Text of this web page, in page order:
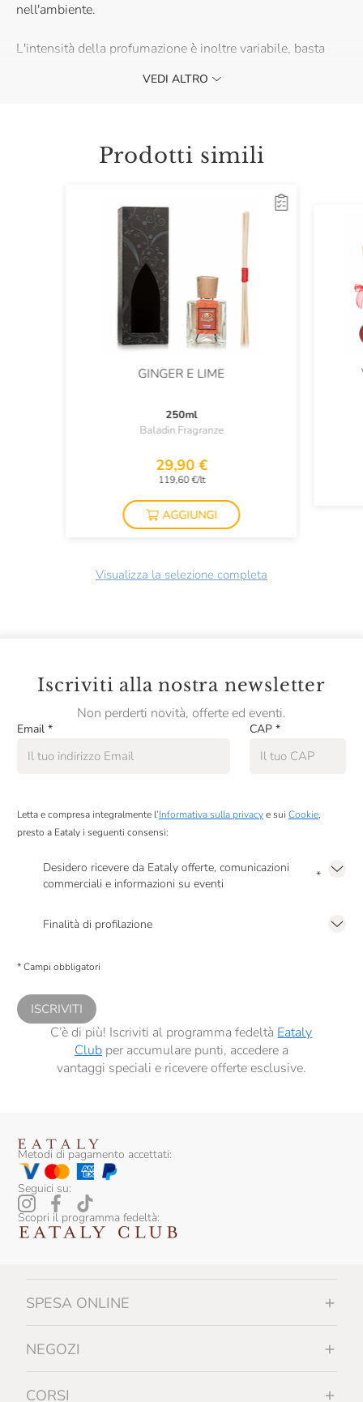
nell'ambiente.
L'intensità della profumazione è inoltre variabile, basta
contraddistinguere la tua casa affidandoti alla natura.
VEDI ALTRO
Prodotti simili
GINGER E LIME
250ml
Baladin Fragranze
29,90 €
119,60 €/lt
AGGIUNGI
Visualizza la selezione completa
Iscriviti alla nostra newsletter
Non perderti novità, offerte ed eventi.
Email * CAP *
Letta e compresa integralmente l’Informativa sulla privacye sui Cookie,
presto a Eataly i seguenti consensi:
Desidero ricevere da Eataly offerte, comunicazioni
commerciali e informazioni su eventi
*
Finalità di profilazione
comunicazioni commerciali personalizzate, in caso di consenso prestato ai
* Campi obbligatori
ISCRIVITI
C’è di più! Iscriviti al programma fedeltà Eataly
Clubper accumulare punti, accedere a
vantaggi speciali e ricevere offerte esclusive.
Metodi di pagamento accettati:
Seguici su:
Scopri il programma fedeltà:
SPESA ONLINE
NEGOZI
CORSI